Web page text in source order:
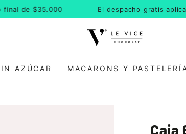
$35.000 El despacho gratis aplica
AZÚCAR MACARONS Y
Caja